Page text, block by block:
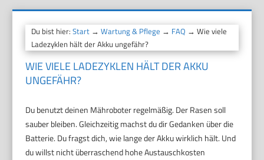
Du bist hier:Start →Wartung & Pflege → FAQ → Wie viele
Ladezyklen hält der Akku ungefähr?
WIE VIELE LADEZYKLEN HÄLT DER AKKU
UNGEFÄHR?
Du benutzt deinen Mähroboter regelmäßig. Der Rasen soll
sauber bleiben. Gleichzeitig machst du dir Gedanken über die
Batterie. Du fragst dich, wie lange der Akku wirklich hält. Und
du willst nicht überraschend hohe Austauschkosten